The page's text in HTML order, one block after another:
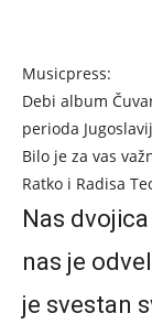
Musicpress:
Debi album
perioda
Bilo je za vas
Ratko i Radisa
Nas
nas je
je svestan